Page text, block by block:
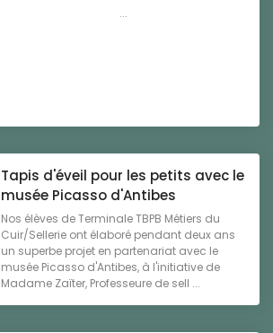
...
Tapis d'éveil pour les petits avec le
musée Picasso d'Antibes
Nos élèves de Terminale TBPB Métiers du
Cuir/Sellerie ont élaboré pendant deux ans
un superbe projet en partenariat avec le
musée Picasso d'Antibes, à l'initiative de
Madame Zaïter, Professeure de sell ...